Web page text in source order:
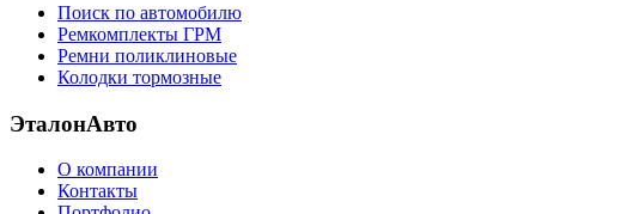
Поиск по автомобилю
Ремкомплекты ГРМ
Ремни поликлиновые
Колодки тормозные
ЭталонАвто
О компании
Контакты